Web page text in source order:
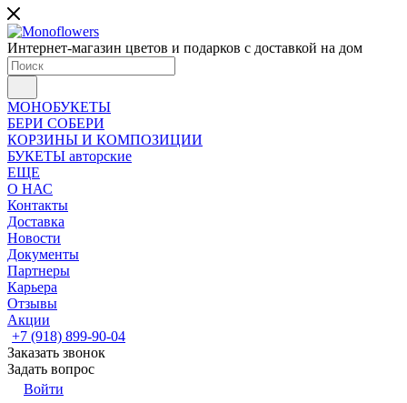
Интернет-магазин цветов и подарков с доставкой на дом
МОНОБУКЕТЫ
БЕРИ СОБЕРИ
КОРЗИНЫ И КОМПОЗИЦИИ
БУКЕТЫ авторские
ЕЩЕ
О НАС
Контакты
Доставка
Новости
Документы
Партнеры
Карьера
Отзывы
Акции
+7 (918) 899-90-04
Заказать звонок
Задать вопрос
Войти